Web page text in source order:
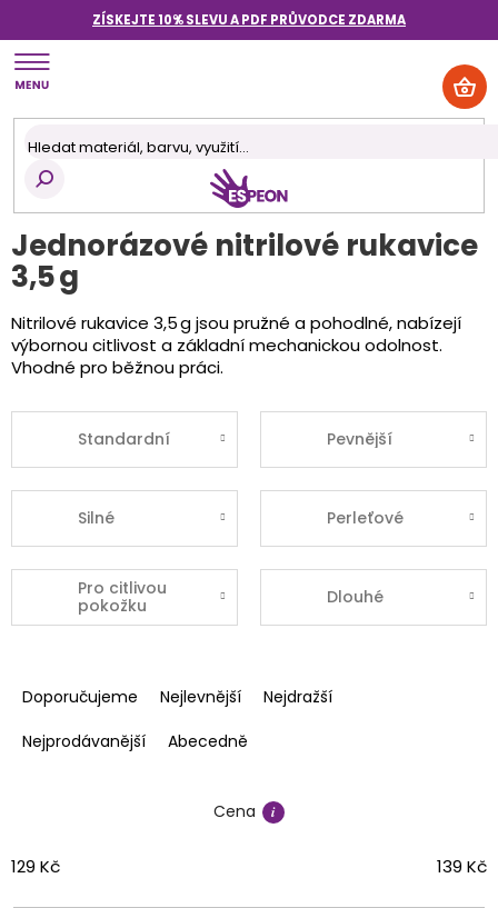
obsah
ZÍSKEJTE 10% SLEVU A PDF PRŮVODCE ZDARMA
Jednorázové nitrilové rukavice
3,5 g
Nitrilové rukavice 3,5 g jsou pružné a pohodlné, nabízejí
výbornou citlivost a základní mechanickou odolnost.
Vhodné pro běžnou práci.
Standardní Pevnější
Silné Perleťové
Pro citlivou
pokožku
Dlouhé
a
e
o
Doporučujeme Nejlevnější
Nejdražší
Nejprodávanější
Abecedně
Cena
129 Kč 139 Kč